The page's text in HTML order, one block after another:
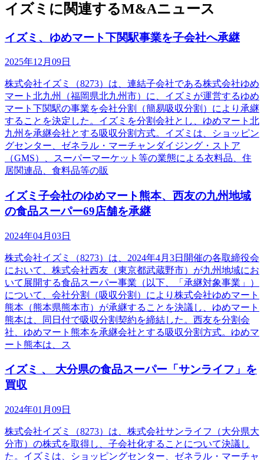
イズミに関連するM&Aニュース
イズミ、ゆめマート下関駅事業を子会社へ承継
2025年12月09日
株式会社イズミ（8273）は、連結子会社である株式会社ゆめ
マート北九州（福岡県北九州市）に、イズミが運営するゆめ
マート下関駅の事業を会社分割（簡易吸収分割）により承継
することを決定した。イズミを分割会社とし、ゆめマート北
九州を承継会社とする吸収分割方式。イズミは、ショッピン
グセンター、ゼネラル・マーチャンダイジング・ストア
（GMS）、スーパーマーケット等の業態による衣料品、住
居関連品、食料品等の販
イズミ子会社のゆめマート熊本、西友の九州地域
の食品スーパー69店舗を承継
2024年04月03日
株式会社イズミ（8273）は、2024年4月3日開催の各取締役会
において、株式会社西友（東京都武蔵野市）が九州地域にお
いて展開する食品スーパー事業（以下、「承継対象事業」）
について、会社分割（吸収分割）により株式会社ゆめマート
熊本（熊本県熊本市）が承継することを決議し、ゆめマート
熊本は、同日付で吸収分割契約を締結した。西友を分割会
社、ゆめマート熊本を承継会社とする吸収分割方式。ゆめマ
ート熊本は、ス
イズミ 、 大分県の食品スーパー「サンライフ」を
買収
2024年01月09日
株式会社イズミ（8273）は、株式会社サンライフ（大分県大
分市）の株式を取得し、子会社化することについて決議し
た。イズミは、ショッピングセンター、ゼネラル・マーチャ